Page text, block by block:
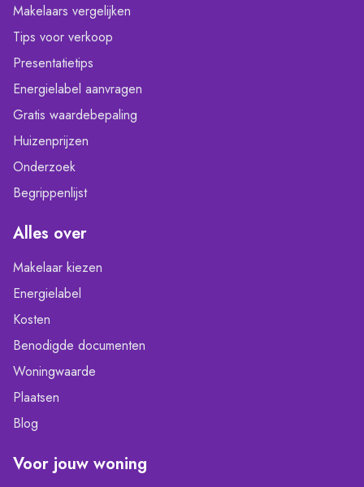
Makelaars vergelijken
Tips voor verkoop
Presentatietips
Energielabel aanvragen
Gratis waardebepaling
Huizenprijzen
Onderzoek
Begrippenlijst
Alles over
Makelaar kiezen
Energielabel
Kosten
Benodigde documenten
Woningwaarde
Plaatsen
Blog
Voor jouw woning